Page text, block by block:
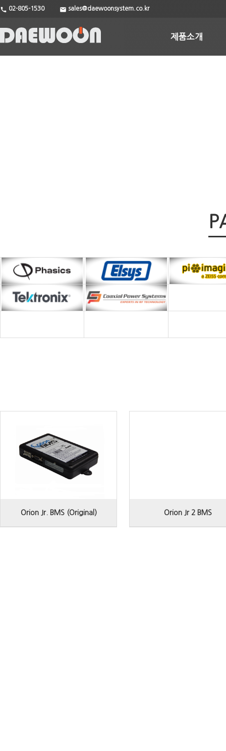
call 02-805-1530 email sales@daewoonsystem.co.kr
제품소개
Orion Jr. BMS (Original) Orion Jr 2 BMS